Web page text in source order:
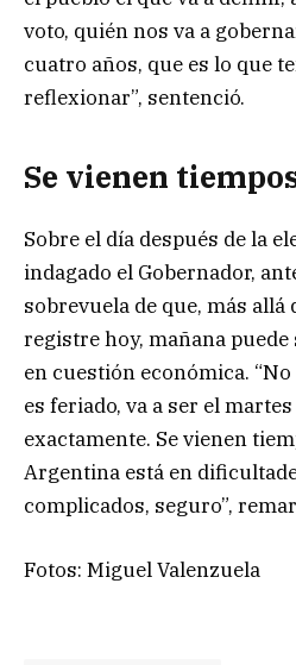
voto, quién nos va a
cuatro años, que es lo que
reflexionar”, sentenció.
Se vienen
Sobre el día después de la
indagado el Gobernador,
sobrevuela de que, más allá
registre hoy, mañana
en cuestión económica.
es feriado, va a ser el
exactamente. Se vienen
Argentina está en
complicados, seguro”,
Fotos: Miguel Valenzuela